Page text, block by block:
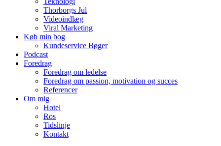
Thorborgs Jul
Videoindlæg
Viral Marketing
Køb min bog
Kundeservice Bøger
Podcast
Foredrag
Foredrag om ledelse
Foredrag om passion, motivation og succes
Referencer
Om mig
Hotel
Ros
Tidslinje
Kontakt